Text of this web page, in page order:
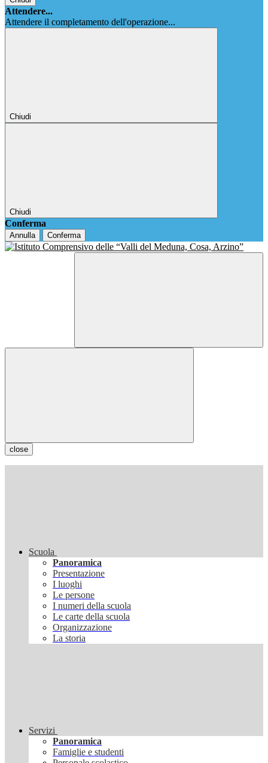
Attendere...
Attendere il completamento dell'operazione...
Chiudi
Chiudi
Conferma
Annulla Conferma
close
Scuola
Panoramica
Presentazione
I luoghi
Le persone
I numeri della scuola
Le carte della scuola
Organizzazione
La storia
Servizi
Panoramica
Famiglie e studenti